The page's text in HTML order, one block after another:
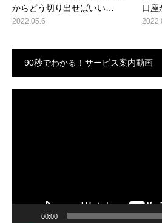
からどう切り出せばいい…
2022.05.6
口座
90秒でわかる！サービス案内動画
動
00:00